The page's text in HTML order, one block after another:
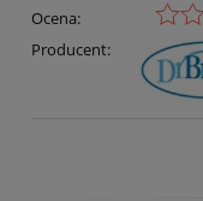
Ocena:
Producent: